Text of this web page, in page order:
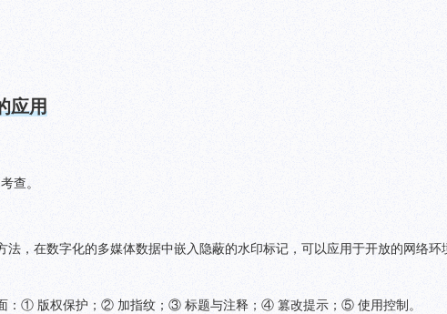
应用
查。
法，在数字化的多媒体数据中嵌入隐蔽的水印标记，可以应用于开放的网络环
：① 版权保护；② 加指纹；③ 标题与注释；④ 篡改提示；⑤ 使用控制。